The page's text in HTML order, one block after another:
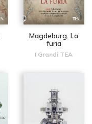
Magdeburg. La
furia
I Grandi TEA